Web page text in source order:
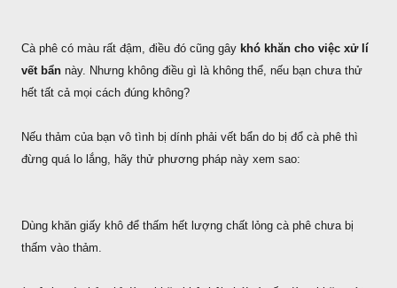
Cà phê có màu rất đậm, điều đó cũng gây khó khăn cho việc xử lí
vết bẩn này. Nhưng không điều gì là không thể, nếu bạn chưa thử
hết tất cả mọi cách đúng không?
Nếu thảm của bạn vô tình bị dính phải vết bẩn do bị đổ cà phê thì
đừng quá lo lắng, hãy thử phương pháp này xem sao:
Dùng khăn giấy khô để thấm hết lượng chất lỏng cà phê chưa bị
thấm vào thảm.